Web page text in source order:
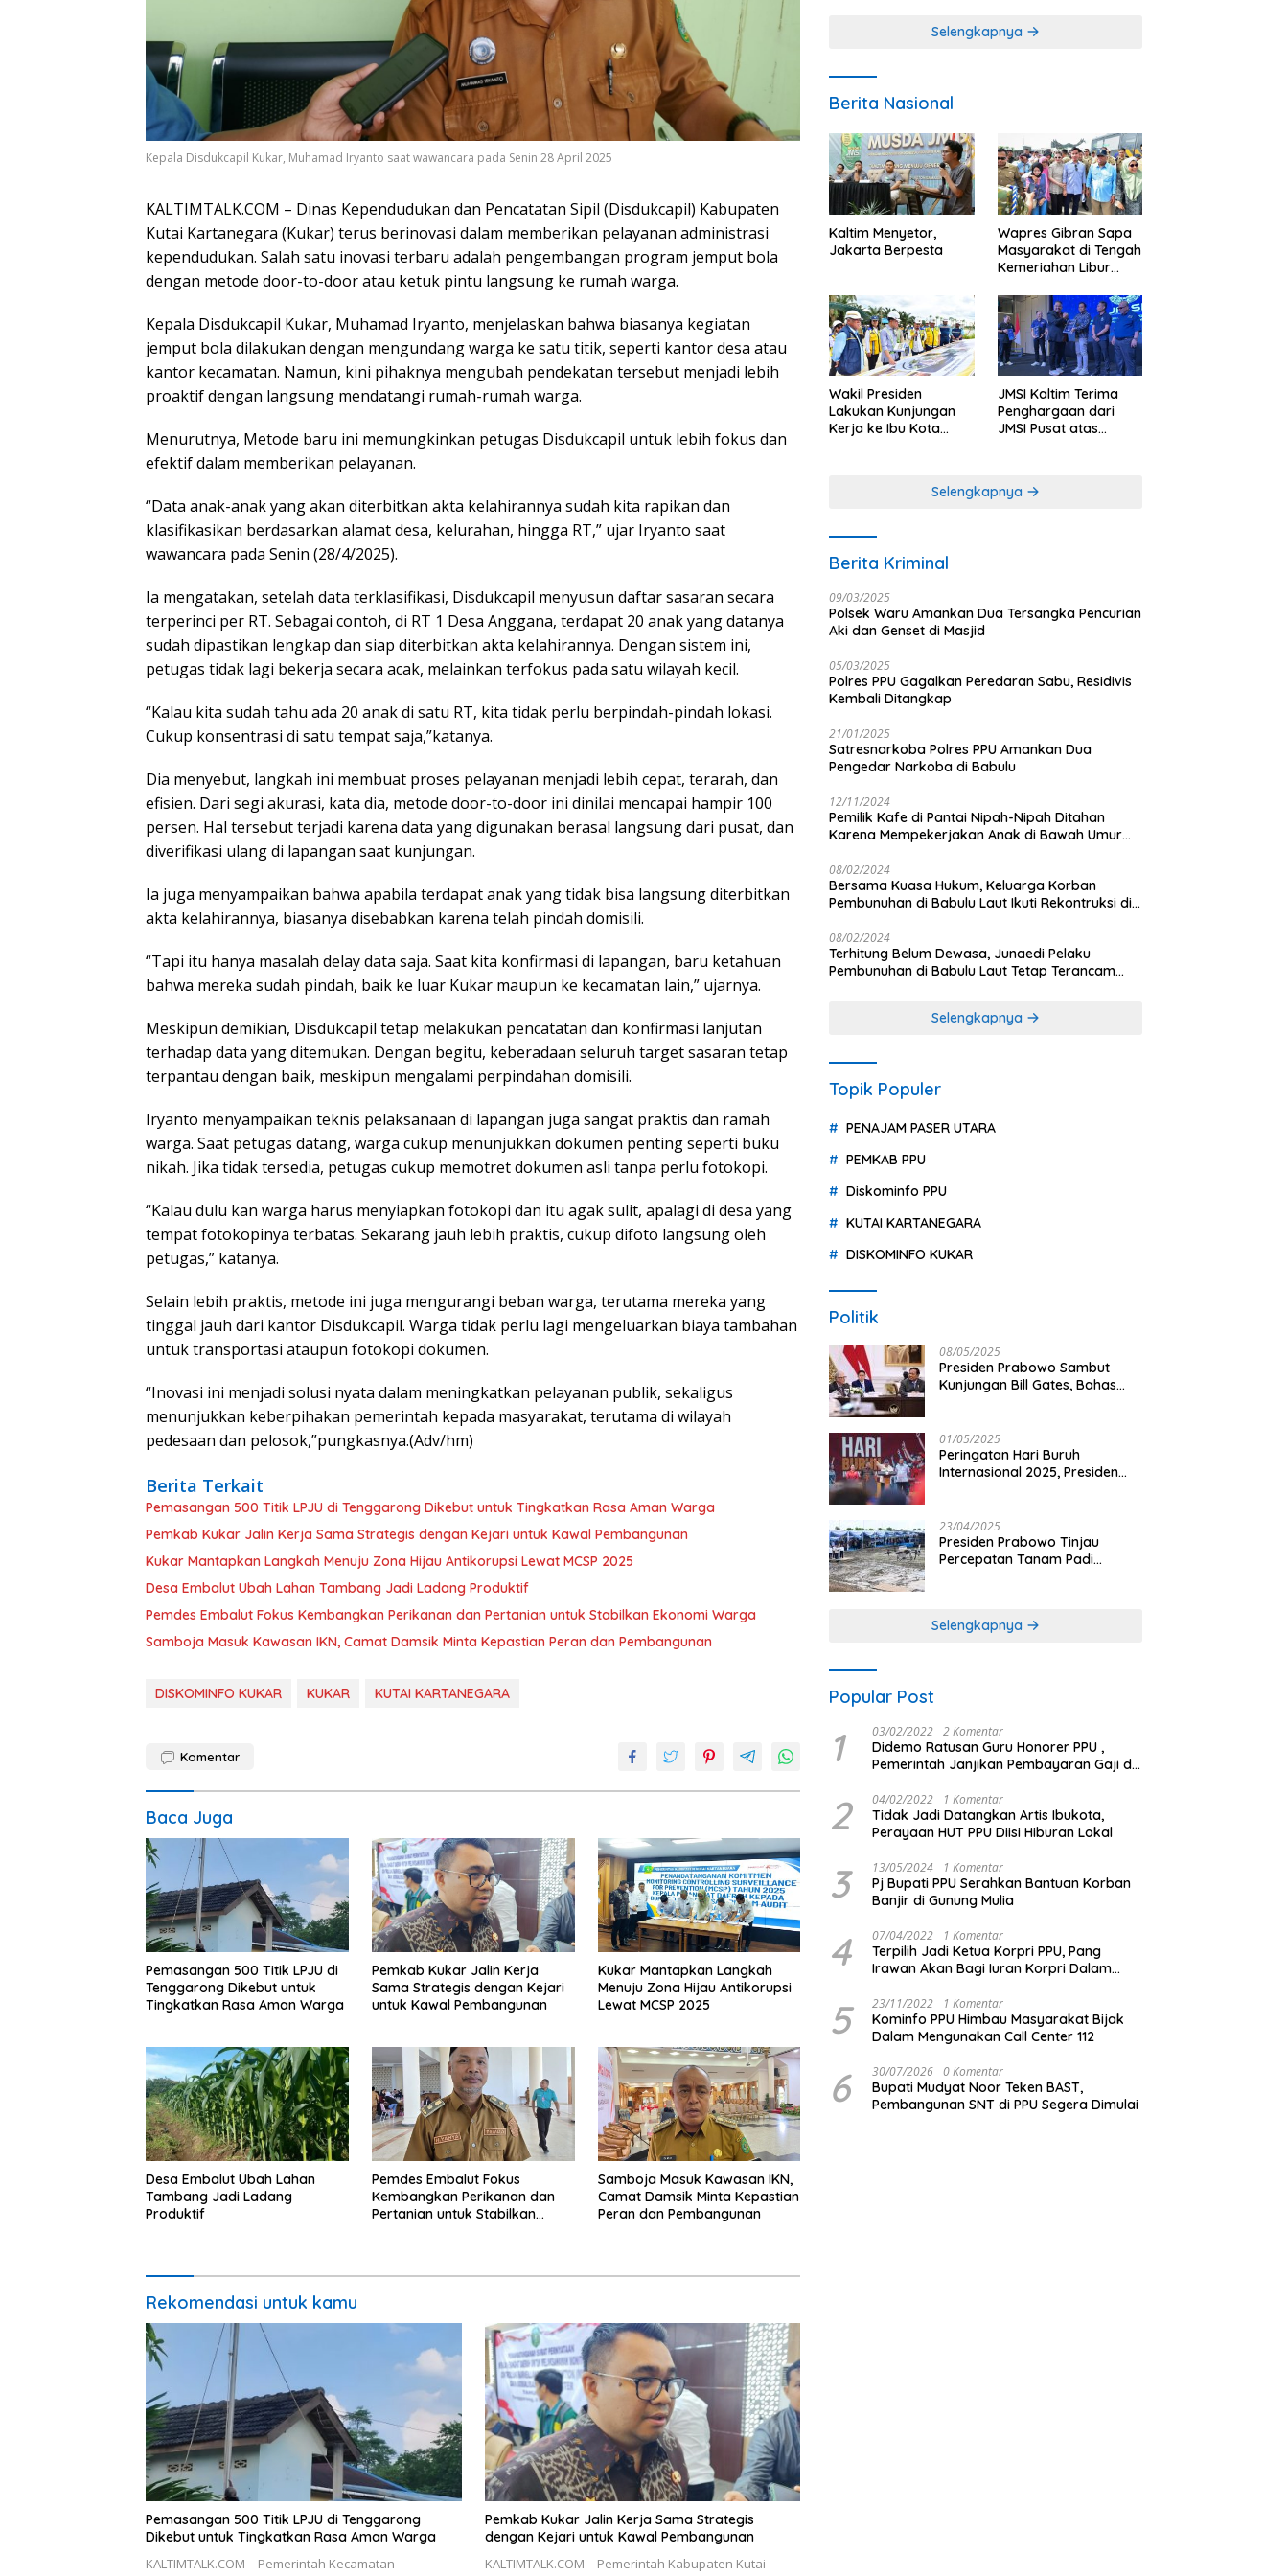
Kepala Disdukcapil Kukar, Muhamad Iryanto saat wawancara pada Senin 28 April 2025
KALTIMTALK.COM – Dinas Kependudukan dan Pencatatan Sipil (Disdukcapil) Kabupaten
Kutai Kartanegara (Kukar) terus berinovasi dalam memberikan pelayanan administrasi
kependudukan. Salah satu inovasi terbaru adalah pengembangan program jemput bola
dengan metode door-to-door atau ketuk pintu langsung ke rumah warga.
Kepala Disdukcapil Kukar, Muhamad Iryanto, menjelaskan bahwa biasanya kegiatan
jemput bola dilakukan dengan mengundang warga ke satu titik, seperti kantor desa atau
kantor kecamatan. Namun, kini pihaknya mengubah pendekatan tersebut menjadi lebih
proaktif dengan langsung mendatangi rumah-rumah warga.
Menurutnya, Metode baru ini memungkinkan petugas Disdukcapil untuk lebih fokus dan
efektif dalam memberikan pelayanan.
“Data anak-anak yang akan diterbitkan akta kelahirannya sudah kita rapikan dan
klasifikasikan berdasarkan alamat desa, kelurahan, hingga RT,” ujar Iryanto saat
wawancara pada Senin (28/4/2025).
Ia mengatakan, setelah data terklasifikasi, Disdukcapil menyusun daftar sasaran secara
terperinci per RT. Sebagai contoh, di RT 1 Desa Anggana, terdapat 20 anak yang datanya
sudah dipastikan lengkap dan siap diterbitkan akta kelahirannya. Dengan sistem ini,
petugas tidak lagi bekerja secara acak, melainkan terfokus pada satu wilayah kecil.
“Kalau kita sudah tahu ada 20 anak di satu RT, kita tidak perlu berpindah-pindah lokasi.
Cukup konsentrasi di satu tempat saja,”katanya.
Dia menyebut, langkah ini membuat proses pelayanan menjadi lebih cepat, terarah, dan
efisien. Dari segi akurasi, kata dia, metode door-to-door ini dinilai mencapai hampir 100
persen. Hal tersebut terjadi karena data yang digunakan berasal langsung dari pusat, dan
diverifikasi ulang di lapangan saat kunjungan.
Ia juga menyampaikan bahwa apabila terdapat anak yang tidak bisa langsung diterbitkan
akta kelahirannya, biasanya disebabkan karena telah pindah domisili.
“Tapi itu hanya masalah delay data saja. Saat kita konfirmasi di lapangan, baru ketahuan
bahwa mereka sudah pindah, baik ke luar Kukar maupun ke kecamatan lain,” ujarnya.
Meskipun demikian, Disdukcapil tetap melakukan pencatatan dan konfirmasi lanjutan
terhadap data yang ditemukan. Dengan begitu, keberadaan seluruh target sasaran tetap
terpantau dengan baik, meskipun mengalami perpindahan domisili.
Iryanto menyampaikan teknis pelaksanaan di lapangan juga sangat praktis dan ramah
warga. Saat petugas datang, warga cukup menunjukkan dokumen penting seperti buku
nikah. Jika tidak tersedia, petugas cukup memotret dokumen asli tanpa perlu fotokopi.
“Kalau dulu kan warga harus menyiapkan fotokopi dan itu agak sulit, apalagi di desa yang
tempat fotokopinya terbatas. Sekarang jauh lebih praktis, cukup difoto langsung oleh
petugas,” katanya.
Selain lebih praktis, metode ini juga mengurangi beban warga, terutama mereka yang
tinggal jauh dari kantor Disdukcapil. Warga tidak perlu lagi mengeluarkan biaya tambahan
untuk transportasi ataupun fotokopi dokumen.
“Inovasi ini menjadi solusi nyata dalam meningkatkan pelayanan publik, sekaligus
menunjukkan keberpihakan pemerintah kepada masyarakat, terutama di wilayah
pedesaan dan pelosok,”pungkasnya.(Adv/hm)
Berita Terkait
Pemasangan 500 Titik LPJU di Tenggarong Dikebut untuk Tingkatkan Rasa Aman Warga
Pemkab Kukar Jalin Kerja Sama Strategis dengan Kejari untuk Kawal Pembangunan
Kukar Mantapkan Langkah Menuju Zona Hijau Antikorupsi Lewat MCSP 2025
Desa Embalut Ubah Lahan Tambang Jadi Ladang Produktif
Pemdes Embalut Fokus Kembangkan Perikanan dan Pertanian untuk Stabilkan Ekonomi Warga
Samboja Masuk Kawasan IKN, Camat Damsik Minta Kepastian Peran dan Pembangunan
DISKOMINFO KUKAR KUKAR KUTAI KARTANEGARA
Komentar
Baca Juga
Pemasangan 500 Titik LPJU di
Tenggarong Dikebut untuk
Tingkatkan Rasa Aman Warga
Pemkab Kukar Jalin Kerja
Sama Strategis dengan Kejari
untuk Kawal Pembangunan
Kukar Mantapkan Langkah
Menuju Zona Hijau Antikorupsi
Lewat MCSP 2025
Desa Embalut Ubah Lahan
Tambang Jadi Ladang
Produktif
Pemdes Embalut Fokus
Kembangkan Perikanan dan
Pertanian untuk Stabilkan
Samboja Masuk Kawasan IKN,
Camat Damsik Minta Kepastian
Peran dan Pembangunan
Rekomendasi untuk kamu
Pemasangan 500 Titik LPJU di Tenggarong
Dikebut untuk Tingkatkan Rasa Aman Warga
KALTIMTALK.COM – Pemerintah Kecamatan
Pemkab Kukar Jalin Kerja Sama Strategis
dengan Kejari untuk Kawal Pembangunan
KALTIMTALK.COM – Pemerintah Kabupaten Kutai
Selengkapnya
Berita Nasional
Kaltim Menyetor,
Jakarta Berpesta
Wapres Gibran Sapa
Masyarakat di Tengah
Kemeriahan Libur
Wakil Presiden
Lakukan Kunjungan
Kerja ke Ibu Kota
JMSI Kaltim Terima
Penghargaan dari
JMSI Pusat atas
Jurnalistik
Selengkapnya
Berita Kriminal
09/03/2025
Polsek Waru Amankan Dua Tersangka Pencurian
Aki dan Genset di Masjid
05/03/2025
Polres PPU Gagalkan Peredaran Sabu, Residivis
Kembali Ditangkap
21/01/2025
Satresnarkoba Polres PPU Amankan Dua
Pengedar Narkoba di Babulu
12/11/2024
Pemilik Kafe di Pantai Nipah-Nipah Ditahan
Karena Mempekerjakan Anak di Bawah Umur
08/02/2024
Bersama Kuasa Hukum, Keluarga Korban
Pembunuhan di Babulu Laut Ikuti Rekontruksi di
08/02/2024
Terhitung Belum Dewasa, Junaedi Pelaku
Pembunuhan di Babulu Laut Tetap Terancam
Selengkapnya
Topik Populer
PENAJAM PASER UTARA
PEMKAB PPU
Diskominfo PPU
KUTAI KARTANEGARA
DISKOMINFO KUKAR
Politik
08/05/2025
Presiden Prabowo Sambut
Kunjungan Bill Gates, Bahas
Pertanian di Indonesia
01/05/2025
Peringatan Hari Buruh
Internasional 2025, Presiden
23/04/2025
Presiden Prabowo Tinjau
Percepatan Tanam Padi
Selengkapnya
Popular Post
1 03/02/2022 2 Komentar
Didemo Ratusan Guru Honorer PPU ,
Pemerintah Janjikan Pembayaran Gaji di
2 04/02/2022 1 Komentar
Tidak Jadi Datangkan Artis Ibukota,
Perayaan HUT PPU Diisi Hiburan Lokal
3 13/05/2024 1 Komentar
Pj Bupati PPU Serahkan Bantuan Korban
Banjir di Gunung Mulia
4 07/04/2022 1 Komentar
Terpilih Jadi Ketua Korpri PPU, Pang
Irawan Akan Bagi Iuran Korpri Dalam
5 23/11/2022 1 Komentar
Kominfo PPU Himbau Masyarakat Bijak
Dalam Mengunakan Call Center 112
6 30/07/2026 0 Komentar
Bupati Mudyat Noor Teken BAST,
Pembangunan SNT di PPU Segera Dimulai